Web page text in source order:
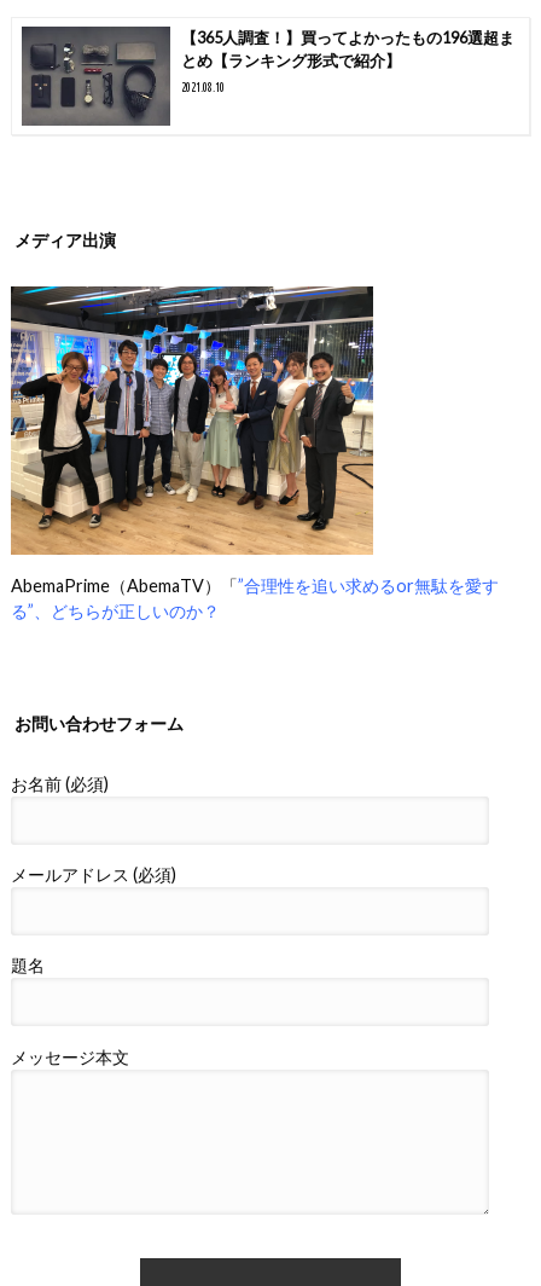
【365人調査！】買ってよかったもの196選超ま
とめ【ランキング形式で紹介】
2021.08.10
メディア出演
AbemaPrime（AbemaTV）「”合理性を追い求めるor無駄を愛す
る”、どちらが正しいのか？
お問い合わせフォーム
お名前 (必須)
メールアドレス (必須)
題名
メッセージ本文